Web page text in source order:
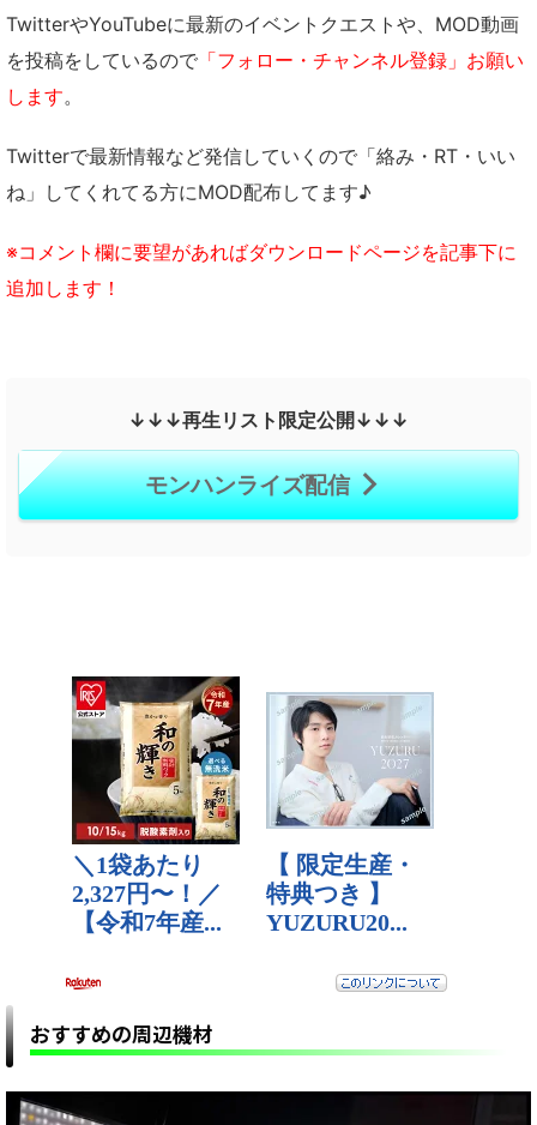
TwitterやYouTubeに最新のイベントクエストや、MOD動画
を投稿をしているので 「フォロー・チャンネル登録」お願い
します。
Twitterで最新情報など発信していくので「絡み・RT・いい
ね」してくれてる方にMOD配布してます♪
※コメント欄に要望があればダウンロードページを記事下に
追加します！
↓↓↓再生リスト限定公開↓↓↓
モンハンライズ配信
おすすめの周辺機材